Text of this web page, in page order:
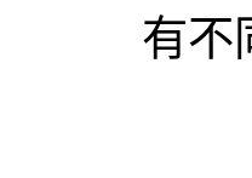
有不